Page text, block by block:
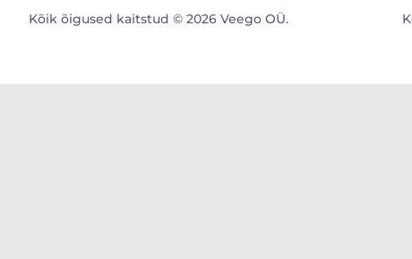
Kõik õigused kaitstud © 2026 Veego OÜ.